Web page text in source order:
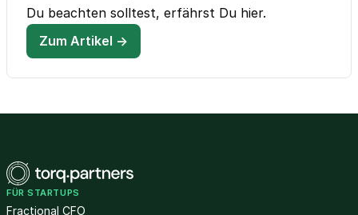
Du beachten solltest, erfährst Du hier.
Zum Artikel →
FÜR STARTUPS
Fractional CFO